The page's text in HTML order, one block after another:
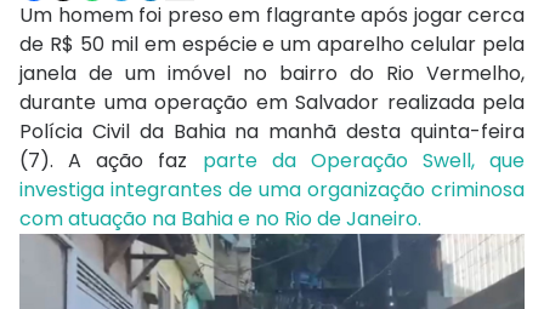
Um homem foi preso em flagrante após jogar cerca
de R$ 50 mil em espécie e um aparelho celular pela
janela de um imóvel no bairro do Rio Vermelho,
durante uma operação em Salvador realizada pela
Polícia Civil da Bahia na manhã desta quinta-feira
(7). A ação faz parte da Operação Swell, que
investiga integrantes de uma organização criminosa
com atuação na Bahia e no Rio de Janeiro.